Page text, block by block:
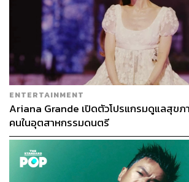
ENTERTAINMENT
Ariana Grande เปิดตัวโปรแกรมดูแลสุข
คนในอุตสาหกรรมดนตรี